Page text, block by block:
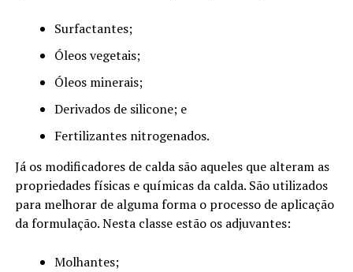
Surfactantes;
Óleos vegetais;
Óleos minerais;
Derivados de silicone; e
Fertilizantes nitrogenados.
Já os modificadores de calda são aqueles que alteram as
propriedades físicas e químicas da calda. São utilizados
para melhorar de alguma forma o processo de aplicação
da formulação. Nesta classe estão os adjuvantes:
Molhantes;